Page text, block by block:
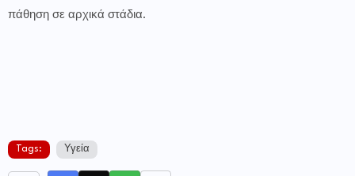
πάθηση σε αρχικά στάδια.
Tags: Υγεία